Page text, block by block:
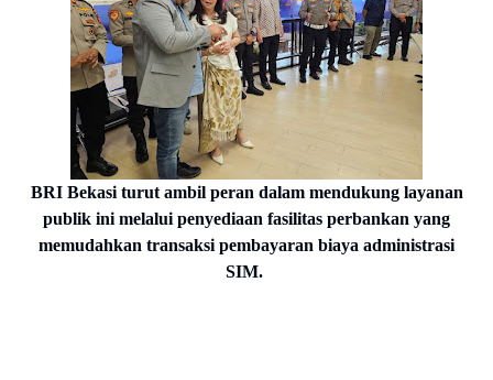
BRI Bekasi turut ambil peran dalam mendukung layanan
publik ini melalui penyediaan fasilitas perbankan yang
memudahkan transaksi pembayaran biaya administrasi
SIM.